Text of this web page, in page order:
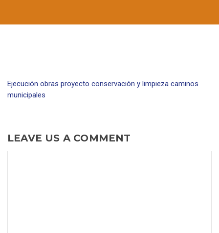
Ejecución obras proyecto conservación y limpieza caminos
municipales
LEAVE US A COMMENT